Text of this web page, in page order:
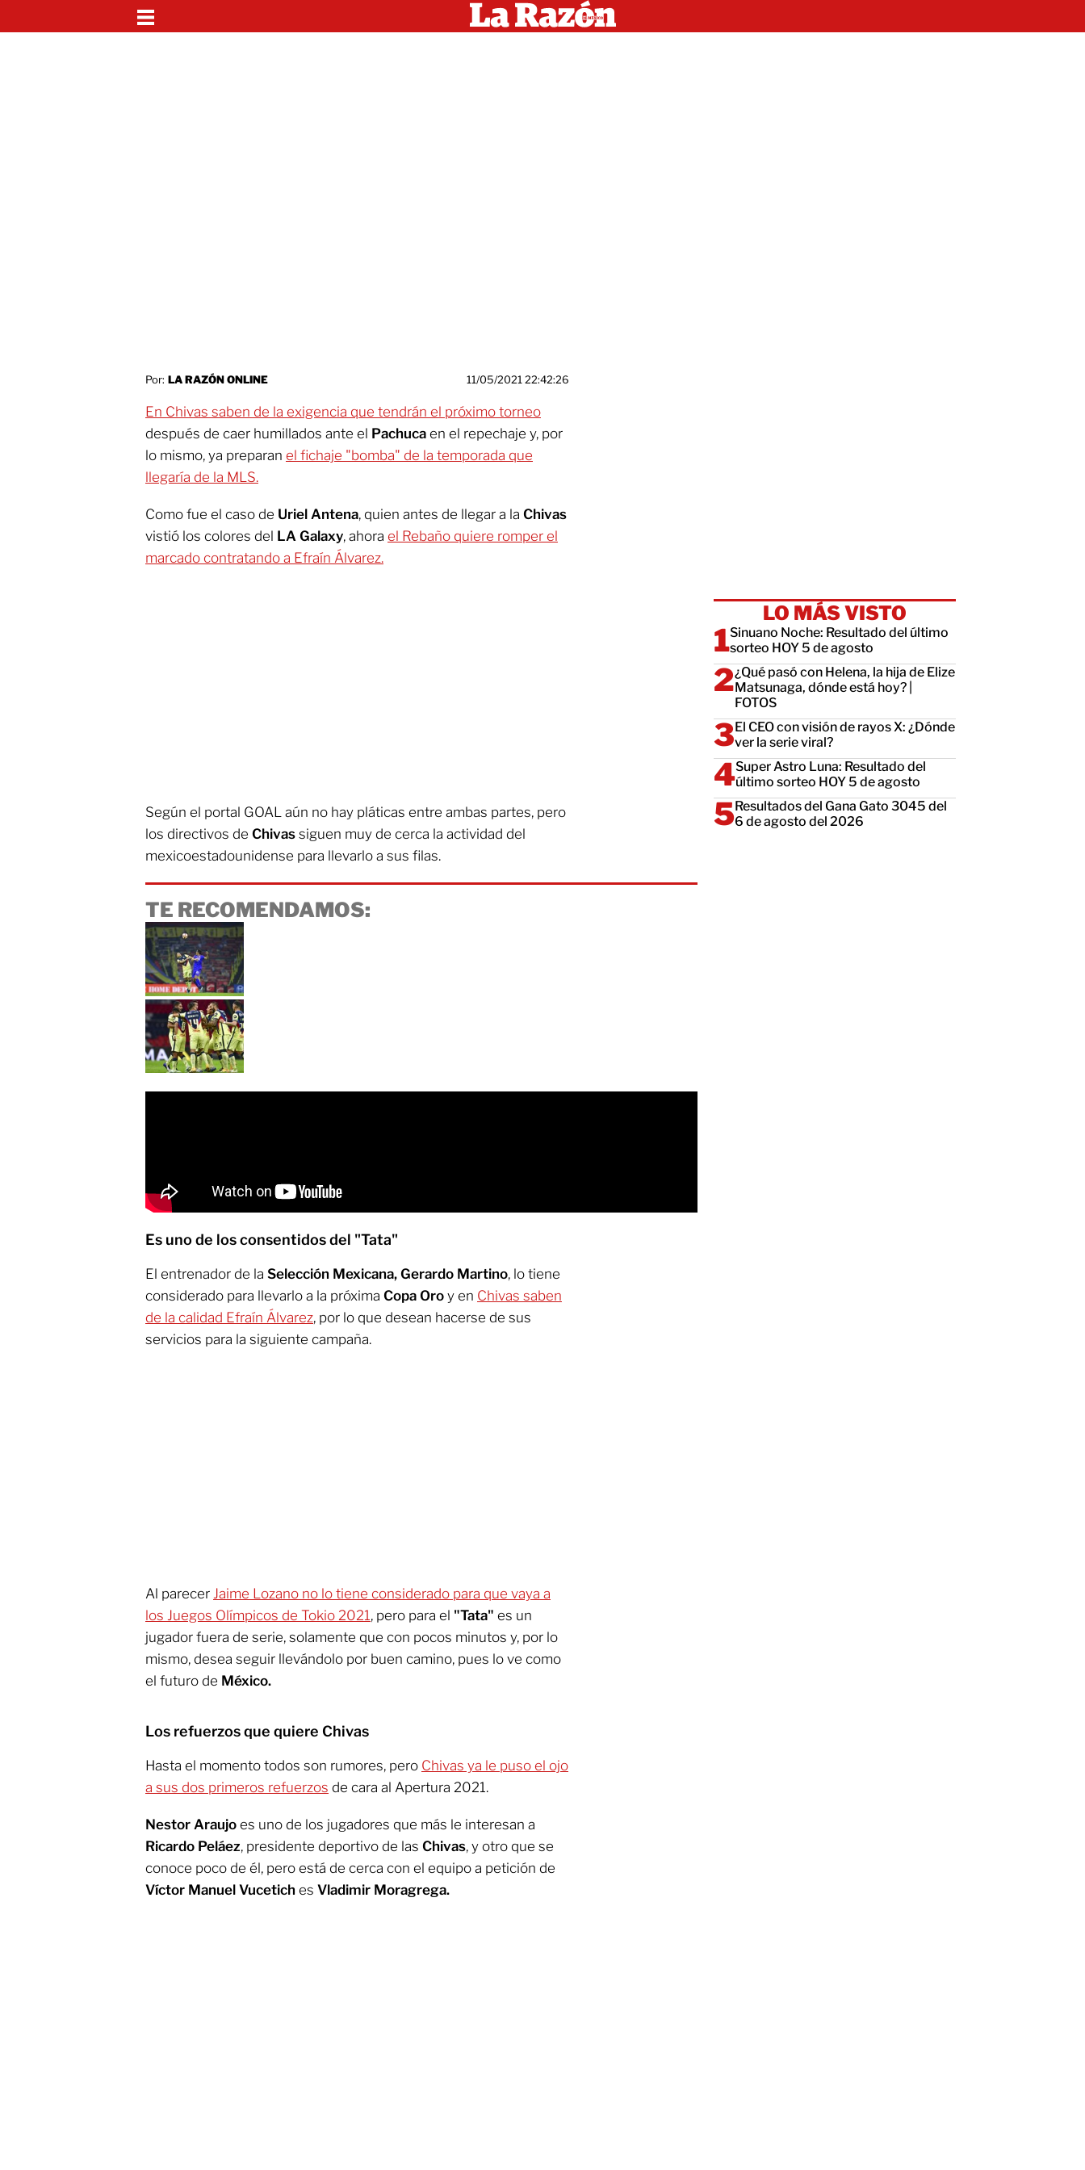
Por: LA RAZÓN ONLINE 11/05/2021 22:42:26
En Chivas saben de la exigencia que tendrán el próximo torneo
después de caer humillados ante el Pachuca en el repechaje y, por
lo mismo, ya preparan el fichaje "bomba" de la temporada que
llegaría de la MLS.
Como fue el caso de Uriel Antena, quien antes de llegar a la Chivas
vistió los colores del LA Galaxy, ahora el Rebaño quiere romper el
marcado contratando a Efraín Álvarez.
Según el portal GOAL aún no hay pláticas entre ambas partes, pero
los directivos de Chivas siguen muy de cerca la actividad del
mexicoestadounidense para llevarlo a sus filas.
TE RECOMENDAMOS:
Es uno de los consentidos del "Tata"
El entrenador de la Selección Mexicana, Gerardo Martino, lo tiene
considerado para llevarlo a la próxima Copa Oro y en Chivas saben
de la calidad Efraín Álvarez, por lo que desean hacerse de sus
servicios para la siguiente campaña.
Al parecer Jaime Lozano no lo tiene considerado para que vaya a
los Juegos Olímpicos de Tokio 2021, pero para el "Tata" es un
jugador fuera de serie, solamente que con pocos minutos y, por lo
mismo, desea seguir llevándolo por buen camino, pues lo ve como
el futuro de México.
Los refuerzos que quiere Chivas
Hasta el momento todos son rumores, pero Chivas ya le puso el ojo
a sus dos primeros refuerzos de cara al Apertura 2021.
Nestor Araujo es uno de los jugadores que más le interesan a
Ricardo Peláez, presidente deportivo de las Chivas, y otro que se
conoce poco de él, pero está de cerca con el equipo a petición de
Víctor Manuel Vucetich es Vladimir Moragrega.
LO MÁS VISTO
Sinuano Noche: Resultado del último
sorteo HOY 5 de agosto
¿Qué pasó con Helena, la hija de Elize
Matsunaga, dónde está hoy? |
FOTOS
El CEO con visión de rayos X: ¿Dónde
ver la serie viral?
Super Astro Luna: Resultado del
último sorteo HOY 5 de agosto
Resultados del Gana Gato 3045 del
6 de agosto del 2026